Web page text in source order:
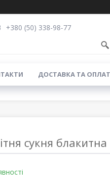
+380 (50) 338-98-77
ДОСТАВКА ТА
сукня